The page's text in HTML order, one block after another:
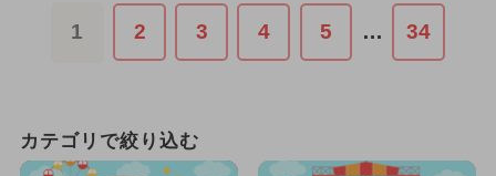
1 2 3 4 5 … 34
カテゴリで絞り込む